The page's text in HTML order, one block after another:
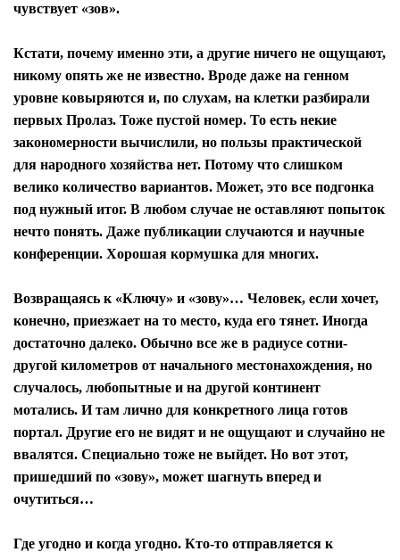
чувствует «зов».
Кстати, почему именно эти, а другие ничего не ощущают,
никому опять же не известно. Вроде даже на генном
уровне ковыряются и, по слухам, на клетки разбирали
первых Пролаз. Тоже пустой номер. То есть некие
закономерности вычислили, но пользы практической
для народного хозяйства нет. Потому что слишком
велико количество вариантов. Может, это все подгонка
под нужный итог. В любом случае не оставляют попыток
нечто понять. Даже публикации случаются и научные
конференции. Хорошая кормушка для многих.
Возвращаясь к «Ключу» и «зову»… Человек, если хочет,
конечно, приезжает на то место, куда его тянет. Иногда
достаточно далеко. Обычно все же в радиусе сотни-
другой километров от начального местонахождения, но
случалось, любопытные и на другой континент
мотались. И там лично для конкретного лица готов
портал. Другие его не видят и не ощущают и случайно не
ввалятся. Специально тоже не выйдет. Но вот этот,
пришедший по «зову», может шагнуть вперед и
очутиться…
Где угодно и когда угодно. Кто-то отправляется к